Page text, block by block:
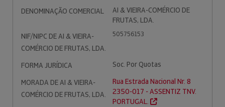
DENOMINAÇÃO COMERCIAL
AI & VIEIRA-COMÉRCIO DE
FRUTAS, LDA.
NIF/NIPC DE AI & VIEIRA-
COMÉRCIO DE FRUTAS, LDA.
505756153
FORMA JURÍDICA
Soc. Por Quotas
MORADA DE AI & VIEIRA-
COMÉRCIO DE FRUTAS, LDA.
Rua Estrada Nacional Nr. 8
2350-017 - ASSENTIZ TNV.
PORTUGAL.